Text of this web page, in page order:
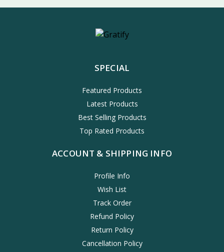
SPECIAL
Featured Products
Latest Products
Best Selling Products
Top Rated Products
ACCOUNT & SHIPPING INFO
Profile Info
Wish List
Track Order
Refund Policy
Return Policy
Cancellation Policy